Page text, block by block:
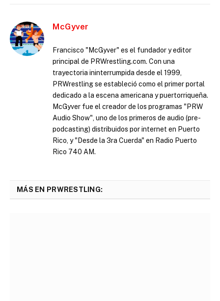
McGyver
Francisco "McGyver" es el fundador y editor
principal de PRWrestling.com. Con una
trayectoria ininterrumpida desde el 1999,
PRWrestling se estableció como el primer portal
dedicado a la escena americana y puertorriqueña.
McGyver fue el creador de los programas "PRW
Audio Show", uno de los primeros de audio (pre-
podcasting) distribuidos por internet en Puerto
Rico, y "Desde la 3ra Cuerda" en Radio Puerto
Rico 740 AM.
MÁS EN PRWRESTLING: